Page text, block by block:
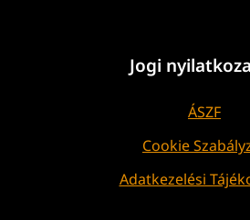
Jogi
ÁSZF
Cookie
Adatkezelési